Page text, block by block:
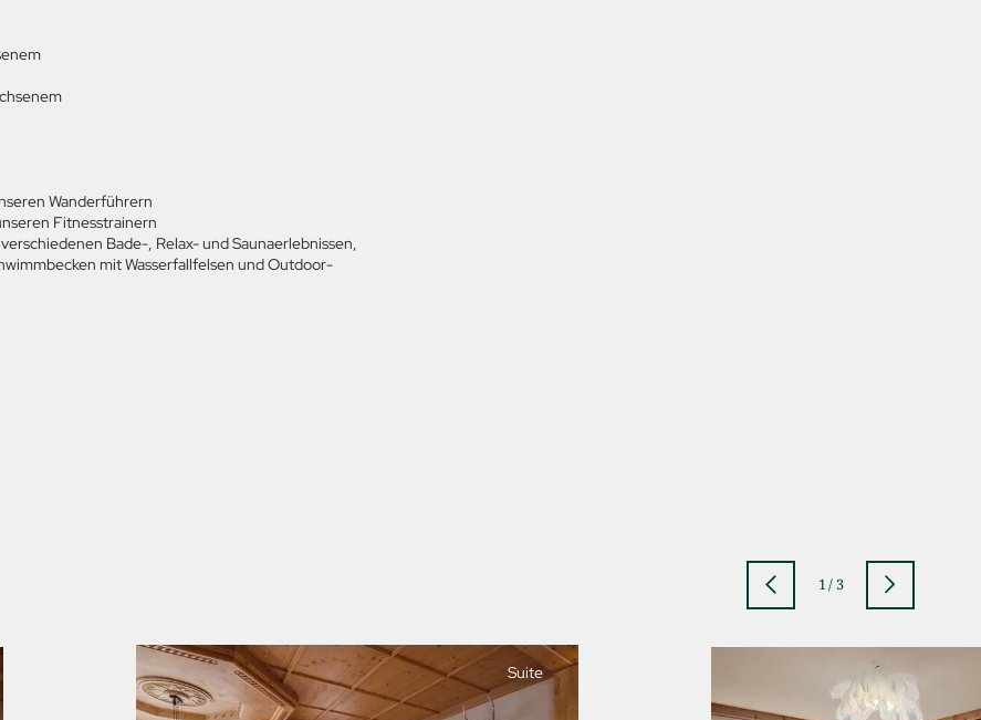
Wanderführern
Fitnesstrainern
Bade-, Relax- und Saunaerlebnissen,
mit Wasserfallfelsen und Outdoor-
1/3
Suite